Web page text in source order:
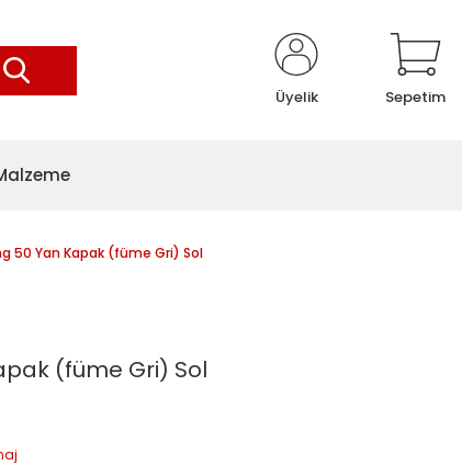
Üyelik Sepetim
50 Yan Kapak (füme Gri) Sol
(füme Gri) Sol